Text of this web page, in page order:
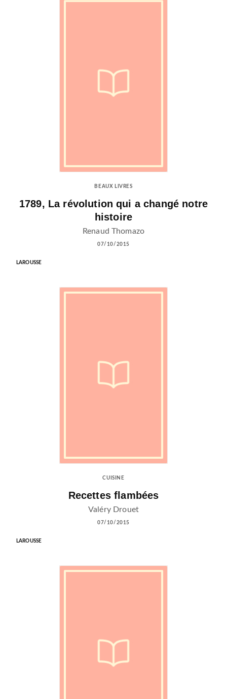
BEAUX LIVRES
1789, La révolution qui a changé notre
histoire
Renaud Thomazo
07/10/2015
LAROUSSE
CUISINE
Recettes flambées
Valéry Drouet
07/10/2015
LAROUSSE